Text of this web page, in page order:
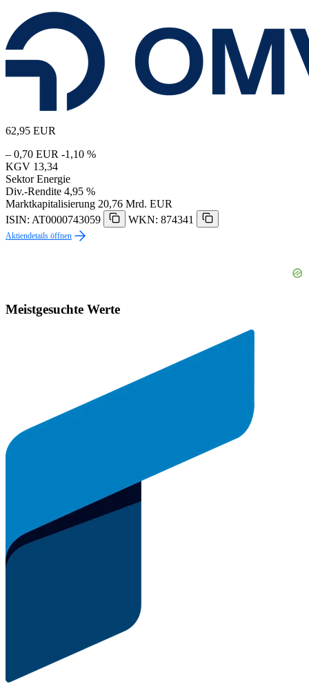
62,95 EUR
– 0,70 EUR -1,10 %
KGV 13,34
Sektor Energie
Div.-Rendite 4,95 %
Marktkapitalisierung 20,76 Mrd. EUR
ISIN: AT0000743059
WKN: 874341
Aktiendetails öffnen
Meistgesuchte Werte